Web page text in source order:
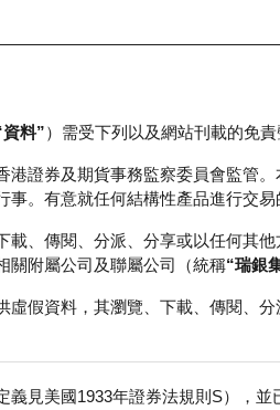
正股資料及市場統計 瑞銀輪證
資料”）需受下列以及網站刊載的免責
證券及期貨事務監察委員會監管
。有意就任何結構性產品進行交易
載、傳閱、分派、分享或以任何其
關附屬公司及聯屬公司（統稱“瑞銀
虛假資料，其瀏覽、下載、傳閱、
見美國1933年證券法規則S），並
Ｗ